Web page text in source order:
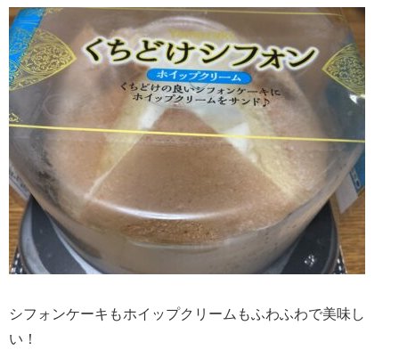
シフォンケーキもホイップクリームもふわふわで美味し
い！